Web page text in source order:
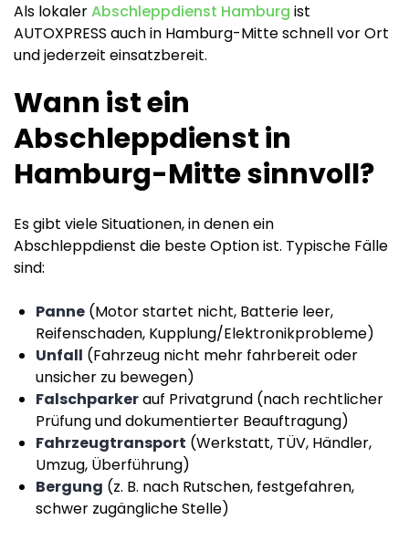
Als lokalerAbschleppdienst Hamburg ist
AUTOXPRESS auch in Hamburg-Mitte schnell vor Ort
und jederzeit einsatzbereit.
Wann ist ein
Abschleppdienst in
Hamburg-Mitte sinnvoll?
Es gibt viele Situationen, in denen ein
Abschleppdienst die beste Option ist. Typische Fälle
sind:
Panne (Motor startet nicht, Batterie leer,
Reifenschaden, Kupplung/Elektronikprobleme)
Unfall (Fahrzeug nicht mehr fahrbereit oder
unsicher zu bewegen)
Falschparkerauf Privatgrund (nach rechtlicher
Prüfung und dokumentierter Beauftragung)
Fahrzeugtransport (Werkstatt, TÜV, Händler,
Umzug, Überführung)
Bergung (z. B. nach Rutschen, festgefahren,
schwer zugängliche Stelle)